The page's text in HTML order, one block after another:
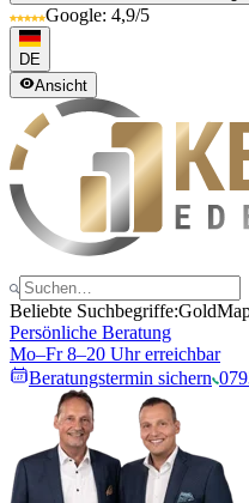
Google: 4,9/5
DE
Ansicht
Beliebte Suchbegriffe:Gold
Persönliche Beratung
Mo–Fr 8–20 Uhr erreichbar
Beratungstermin sichern